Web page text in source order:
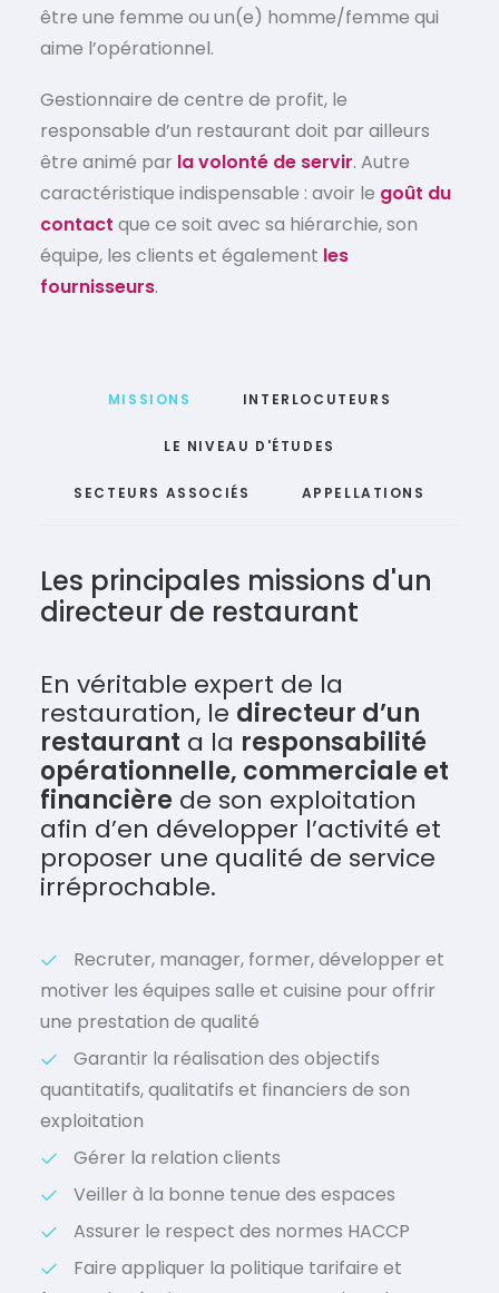
être une femme ou un(e) homme/femme qui
aime l’opérationnel.
Gestionnaire de centre de profit, le
responsable d’un restaurant doit par ailleurs
être animé par la volonté de servir. Autre
caractéristique indispensable : avoir le goût du
contact que ce soit avec sa hiérarchie, son
équipe, les clients et également les
fournisseurs.
MISSIONS INTERLOCUTEURS
LE NIVEAU D'ÉTUDES
SECTEURS ASSOCIÉS APPELLATIONS
Les principales missions d'un
directeur de restaurant
En véritable expert de la
restauration, le directeur d’un
restaurant a la responsabilité
opérationnelle, commerciale et
financière de son exploitation
afin d’en développer l’activité et
proposer une qualité de service
irréprochable.
Recruter, manager, former, développer et
motiver les équipes salle et cuisine pour offrir
une prestation de qualité
Garantir la réalisation des objectifs
quantitatifs, qualitatifs et financiers de son
exploitation
Gérer la relation clients
Veiller à la bonne tenue des espaces
Assurer le respect des normes HACCP
Faire appliquer la politique tarifaire et